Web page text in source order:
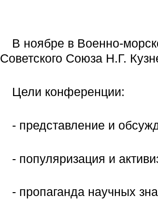
В ноябре в Военно-
Советского Союза Н.Г.
Цели конференции:
- представление и
- популяризация и
- пропаганда научных